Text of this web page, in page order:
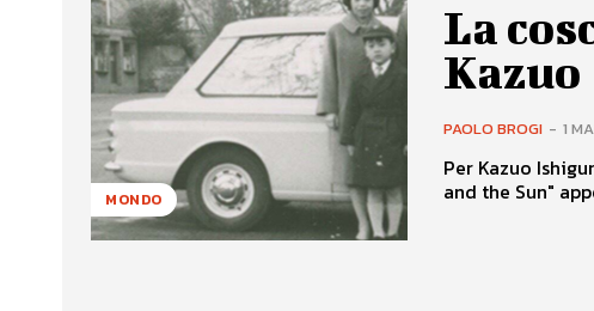
MONDO
La
Kazuo
PAOLO BROGI - 1
Per Kazuo
and the Sun"